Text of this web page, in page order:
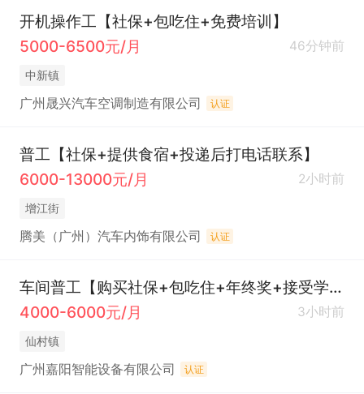
开机操作工【社保+包吃住+免费培训】
5000-6500元/月
46分钟前
中新镇
广州晟兴汽车空调制造有限公司 认证
普工【社保+提供食宿+投递后打电话联系】
6000-13000元/月
2小时前
增江街
腾美（广州）汽车内饰有限公司 认证
车间普工【购买社保+包吃住+年终奖+接受学徒】
4000-6000元/月
3小时前
仙村镇
广州嘉阳智能设备有限公司 认证